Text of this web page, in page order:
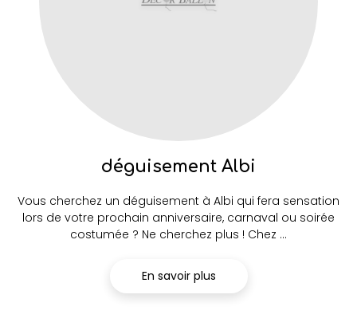
déguisement Albi
Vous cherchez un déguisement à Albi qui fera sensation
lors de votre prochain anniversaire, carnaval ou soirée
costumée ? Ne cherchez plus ! Chez ...
En savoir plus